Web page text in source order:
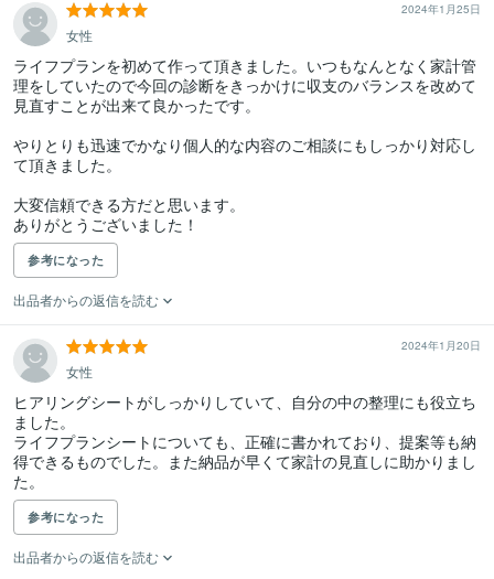
2024年1月25日
女性
ライフプランを初めて作って頂きました。いつもなんとなく家計管
理をしていたので今回の診断をきっかけに収支のバランスを改めて
見直すことが出来て良かったです。
やりとりも迅速でかなり個人的な内容のご相談にもしっかり対応し
て頂きました。
大変信頼できる方だと思います。
ありがとうございました！
参考になった
出品者からの返信を読む
2024年1月20日
女性
ヒアリングシートがしっかりしていて、自分の中の整理にも役立ち
ました。
ライフプランシートについても、正確に書かれており、提案等も納
得できるものでした。また納品が早くて家計の見直しに助かりまし
た。
参考になった
出品者からの返信を読む